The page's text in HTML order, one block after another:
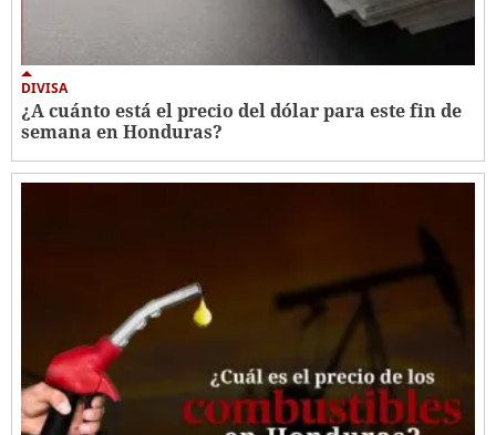
DIVISA
¿A cuánto está el precio del dólar para este fin de
semana en Honduras?